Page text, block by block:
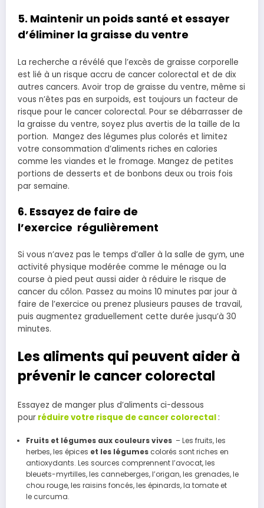
5. Maintenir un poids santé et essayer
d’éliminer la graisse du ventre
La recherche a révélé que l’excès de graisse corporelle
est lié à un risque accru de cancer colorectal et de dix
autres cancers. Avoir trop de graisse du ventre, même si
vous n’êtes pas en surpoids, est toujours un facteur de
risque pour le cancer colorectal. Pour se débarrasser de
la graisse du ventre, soyez plus avertis de la taille de la
portion. Mangez des légumes plus colorés et limitez
votre consommation d’aliments riches en calories
comme les viandes et le fromage. Mangez de petites
portions de desserts et de bonbons deux ou trois fois
par semaine.
6. Essayez de faire de
l’exercice régulièrement
Si vous n’avez pas le temps d’aller à la salle de gym, une
activité physique modérée comme le ménage ou la
course à pied peut aussi aider à réduire le risque de
cancer du côlon. Passez au moins 10 minutes par jour à
faire de l’exercice ou prenez plusieurs pauses de travail,
puis augmentez graduellement cette durée jusqu’à 30
minutes.
Les aliments qui peuvent aider à
prévenir le cancer colorectal
Essayez de manger plus d’aliments ci-dessous
pour réduire votre risque de cancer colorectal :
Fruits et légumes aux couleurs vives– Les fruits, les
herbes, les épices et les légumescolorés sont riches en
antioxydants. Les sources comprennent l’avocat, les
bleuets-myrtilles, les canneberges, l’origan, les grenades, le
chou rouge, les raisins foncés, les épinards, la tomate et
le curcuma.